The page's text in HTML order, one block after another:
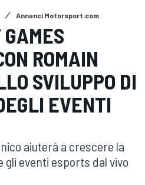
Annunci Motorsport.com
GAMES
ROMAIN
SVILUPPO DI
EVENTI
aiuterà a crescere la
eventi esports dal vivo